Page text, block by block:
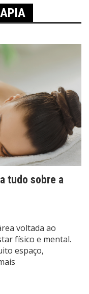
tudo sobre a
voltada ao
físico e mental.
espaço,